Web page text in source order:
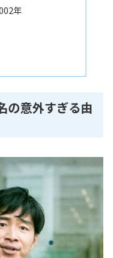
年
の意外すぎる由